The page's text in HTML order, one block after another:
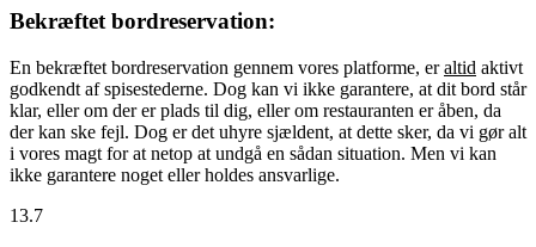
Bekræftet bordreservation:
En bekræftet bordreservation gennem vores platforme, eraltid aktivt
godkendt af spisestederne. Dog kan vi ikke garantere, at dit bord står
klar, eller om der er plads til dig, eller om restauranten er åben, da
der kan ske fejl. Dog er det uhyre sjældent, at dette sker, da vi gør alt
i vores magt for at netop at undgå en sådan situation. Men vi kan
ikke garantere noget eller holdes ansvarlige.
13.7